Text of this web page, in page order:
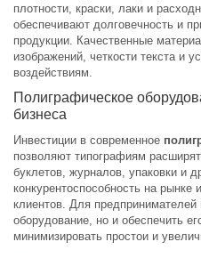
плотности, краски, лаки и
обеспечивают долговечность и
продукции. Качественные
изображений, четкости текста и
воздействиям.
Полиграфическое
бизнеса
Инвестиции в современное
позволяют типографиям
буклетов, журналов, упаковки и
конкурентоспособность на
клиентов. Для
оборудование, но и обеспечить
минимизировать простои и